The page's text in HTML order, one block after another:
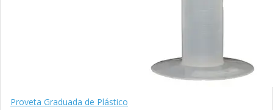
Proveta Graduada de Plástico